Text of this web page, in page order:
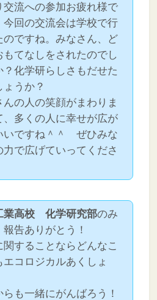
交流への参加お疲れ様で
今回の交流会は学校で行
のですね。みなさん、ど
もてなしをされたのでし
？化学研らしさもだせた
ょうか？
んの人の笑顔がまわりま
、多くの人に幸せが広が
いですね＾＾ ぜひみな
力で広げていってくださ
業高校 化学研究部のみ
報告ありがとう！
関することならどんなこ
エコロジカルあくしょ
らも一緒にがんばろう！